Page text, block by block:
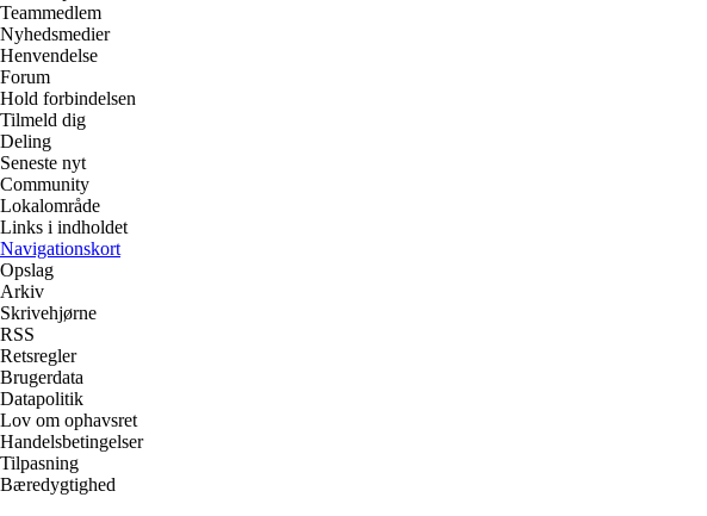
Teammedlem
Nyhedsmedier
Henvendelse
Forum
Hold forbindelsen
Tilmeld dig
Deling
Seneste nyt
Community
Lokalområde
Links i indholdet
Navigationskort
Opslag
Arkiv
Skrivehjørne
RSS
Retsregler
Brugerdata
Datapolitik
Lov om ophavsret
Handelsbetingelser
Tilpasning
Bæredygtighed